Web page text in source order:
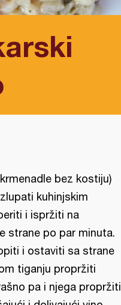
bez kostiju)
kuhinjskim
i ispržiti na
strane po par minuta.
i ostaviti sa strane
tiganju propržiti
pa i njega propržiti